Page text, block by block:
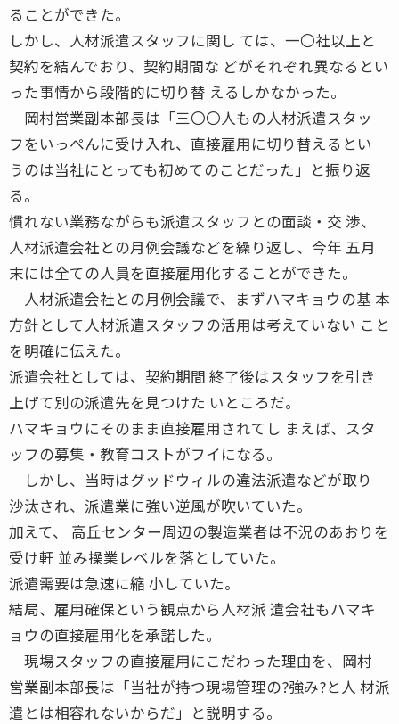
ることができた。
しかし、人材派遣スタッフに関し ては、一〇社以上と
契約を結んでおり、契約期間な どがそれぞれ異なるとい
った事情から段階的に切り替 えるしかなかった。
岡村営業副本部長は「三〇〇人もの人材派遣スタッ
フをいっぺんに受け入れ、直接雇用に切り替えるとい
うのは当社にとっても初めてのことだった」と振り返
る。
慣れない業務ながらも派遣スタッフとの面談・交 渉、
人材派遣会社との月例会議などを繰り返し、今年 五月
末には全ての人員を直接雇用化することができた。
人材派遣会社との月例会議で、まずハマキョウの基 本
方針として人材派遣スタッフの活用は考えていない こと
を明確に伝えた。
派遣会社としては、契約期間 終了後はスタッフを引き
上げて別の派遣先を見つけた いところだ。
ハマキョウにそのまま直接雇用されてし まえば、スタ
ッフの募集・教育コストがフイになる。
しかし、当時はグッドウィルの違法派遣などが取り
沙汰され、派遣業に強い逆風が吹いていた。
加えて、 高丘センター周辺の製造業者は不況のあおりを
受け軒 並み操業レベルを落としていた。
派遣需要は急速に縮 小していた。
結局、雇用確保という観点から人材派 遣会社もハマキ
ョウの直接雇用化を承諾した。
現場スタッフの直接雇用にこだわった理由を、岡村
営業副本部長は「当社が持つ現場管理の?強み?と人 材派
遣とは相容れないからだ」と説明する。